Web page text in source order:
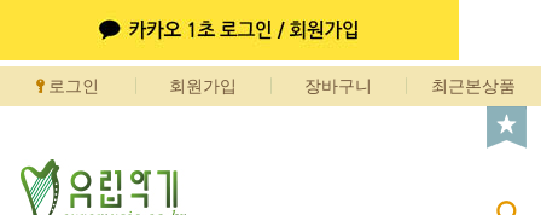
로그인 회원가입 장바구니 최근본상품